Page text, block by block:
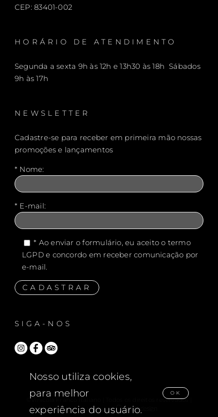
CEP: 83401-002
HORÁRIO DE ATENDIMENTO
Segunda a sexta 9h às 12h e 13h30 às 18h Sábados
9h às 17h
NEWSLETTER
Cadastre-se para receber em primeira mão nossas
promoções e lançamentos
* Nome:
* E-mail:
* Ao enviar o formulário, eu aceito o termo
LGPD e concordo em receber comunicação por
e-mail.
SIGA-NOS
©Vínicola Franco Italiano | Todos os direitos reservados |
Desenvolvido por
Nosso utiliza cookies,
para melhor
experiência do usuário.
OK